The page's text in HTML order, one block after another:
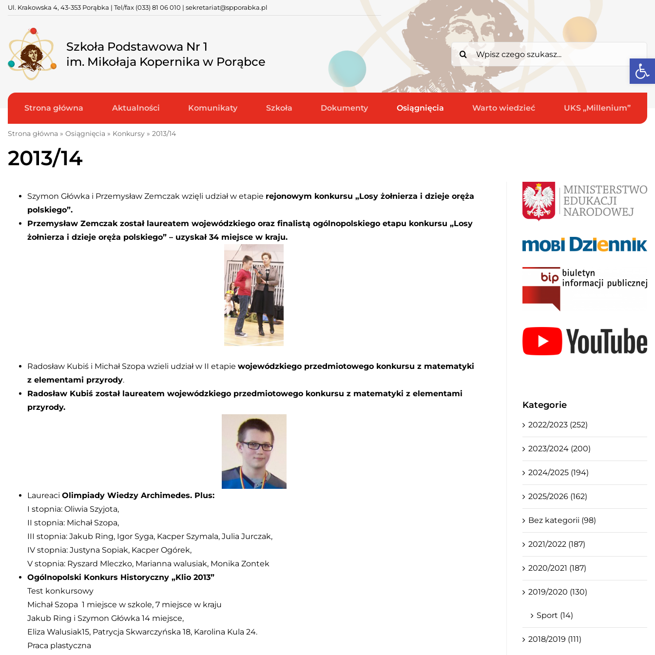
Skip
content
Ul. Krakowska 4, 43-353 Porąbka | Tel/fax (033) 81 06 010 | sekretariat@spporabka.pl
Szkoła Podstawowa Nr 1
im. Mikołaja Kopernika w Porąbce
Search
Strona główna Aktualności Komunikaty Szkoła Dokumenty Osiągnięcia Warto wiedzieć UKS „Millenium”
Strona główna » Osiągnięcia » Konkursy» 2013/14
2013/14
Szymon Główka i Przemysław Zemczak wzięli udział w etapie rejonowym konkursu „Losy żołnierza i dzieje oręża
polskiego”.
Przemysław Zemczak został laureatem wojewódzkiego oraz finalistą ogólnopolskiego etapu konkursu „Losy
żołnierza i dzieje oręża polskiego” – uzyskał 34 miejsce w kraju.
Radosław Kubiś i Michał Szopa wzieli udział w II etapie wojewódzkiego przedmiotowego konkursu z matematyki
z elementami przyrody.
Radosław Kubiś został laureatem wojewódzkiego przedmiotowego konkursu z matematyki z elementami
przyrody.
Laureaci Olimpiady Wiedzy Archimedes. Plus:
I stopnia: Oliwia Szyjota,
II stopnia: Michał Szopa,
III stopnia: Jakub Ring, Igor Syga, Kacper Szymala, Julia Jurczak,
IV stopnia: Justyna Sopiak, Kacper Ogórek,
V stopnia: Ryszard Mleczko, Marianna walusiak, Monika Zontek
Ogólnopolski Konkurs Historyczny „Klio 2013”
Test konkursowy
Michał Szopa 1 miejsce w szkole, 7 miejsce w kraju
Jakub Ring i Szymon Główka 14 miejsce,
Eliza Walusiak15, Patrycja Skwarczyńska 18, Karolina Kula 24.
Praca plastyczna
Kategorie
2022/2023 (252)
2023/2024 (200)
2024/2025 (194)
2025/2026 (162)
Bez kategorii (98)
2021/2022 (187)
2020/2021 (187)
2019/2020 (130)
Sport (14)
2018/2019 (111)